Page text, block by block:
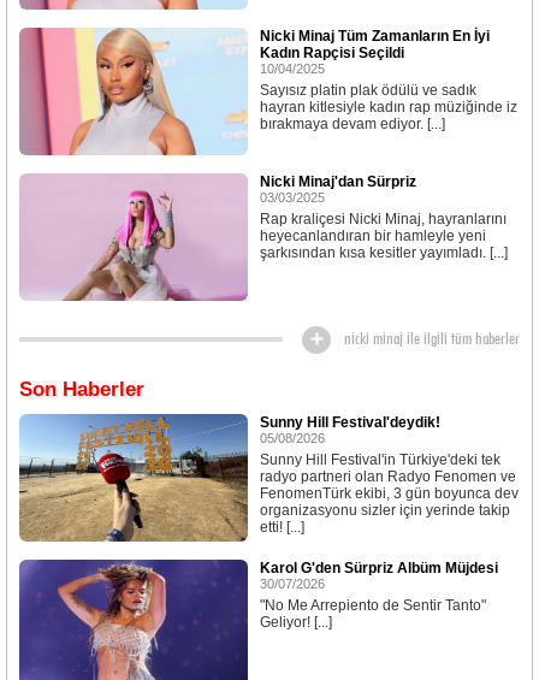
Nicki Minaj Tüm Zamanların En İyi
Kadın Rapçisi Seçildi
10/04/2025
Sayısız platin plak ödülü ve sadık
hayran kitlesiyle kadın rap müziğinde iz
bırakmaya devam ediyor. [...]
Nicki Minaj'dan Sürpriz
03/03/2025
Rap kraliçesi Nicki Minaj, hayranlarını
heyecanlandıran bir hamleyle yeni
şarkısından kısa kesitler yayımladı. [...]
nicki minaj ile ilgili tüm haberler
Son Haberler
Sunny Hill Festival'deydik!
05/08/2026
Sunny Hill Festival'in Türkiye'deki tek
radyo partneri olan Radyo Fenomen ve
FenomenTürk ekibi, 3 gün boyunca dev
organizasyonu sizler için yerinde takip
etti! [...]
Karol G'den Sürpriz Albüm Müjdesi
30/07/2026
"No Me Arrepiento de Sentir Tanto"
Geliyor! [...]